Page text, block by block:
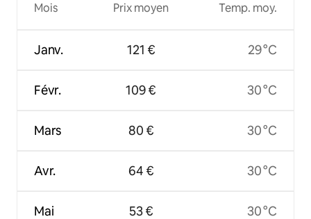
Mois
Janv.
Févr.
Mars
Avr.
Mai
Prix moyen
121 €
109 €
80 €
64 €
53 €
Temp. moy.
29 °C
30 °C
30 °C
30 °C
30 °C